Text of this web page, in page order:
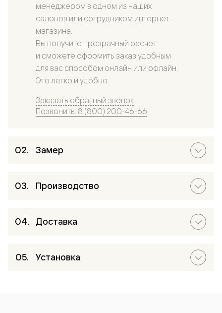
менеджером в одном из наших
салонов или сотрудником интернет-
магазина.
Вы получите прозрачный расчет
и сможете оформить заказ удобным
для вас способом онлайн или офлайн.
Это легко и удобно.
Заказать обратный звонок
Позвонить: 8 (800) 200-46-66
Замер
Производство
Доставка
Установка